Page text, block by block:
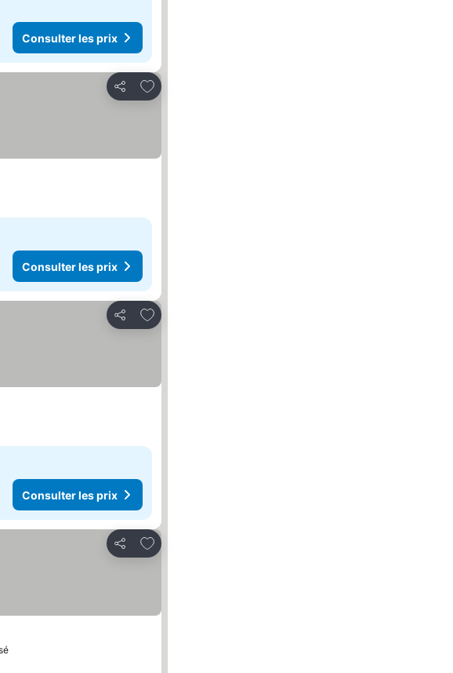
Consulter les prix
Partager
Ajouter à mes favoris
Consulter les prix
Partager
Ajouter à mes favoris
Consulter les prix
Partager
Ajouter à mes favoris